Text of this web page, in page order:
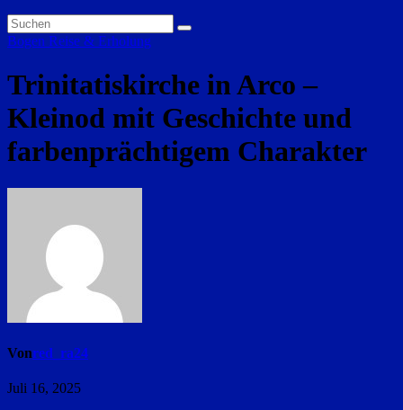
Bogen Reise & Erholung
Trinitatiskirche in Arco –
Kleinod mit Geschichte und
farbenprächtigem Charakter
Vonred_ra24
Juli 16, 2025